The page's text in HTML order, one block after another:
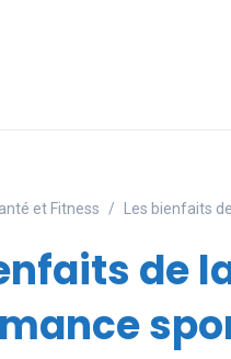
et Fitness Les bienfaits
de